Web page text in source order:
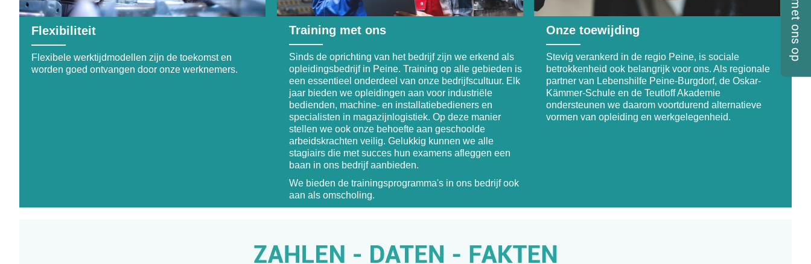
Flexibiliteit
Flexibele werktijdmodellen zijn de toekomst en
worden goed ontvangen door onze werknemers.
Training met ons
Sinds de oprichting van het bedrijf zijn we erkend als
opleidingsbedrijf in Peine. Training op alle gebieden is
een essentieel onderdeel van onze bedrijfscultuur. Elk
jaar bieden we opleidingen aan voor industriële
bedienden, machine- en installatiebedieners en
specialisten in magazijnlogistiek. Op deze manier
stellen we ook onze behoefte aan geschoolde
arbeidskrachten veilig. Gelukkig kunnen we alle
stagiairs die met succes hun examens afleggen een
baan in ons bedrijf aanbieden.
We bieden de trainingsprogramma's in ons bedrijf ook
aan als omscholing.
Onze toewijding
Stevig verankerd in de regio Peine, is sociale
betrokkenheid ook belangrijk voor ons. Als regionale
partner van Lebenshilfe Peine-Burgdorf, de Oskar-
Kämmer-Schule en de Teutloff Akademie
ondersteunen we daarom voortdurend alternatieve
vormen van opleiding en werkgelegenheid.